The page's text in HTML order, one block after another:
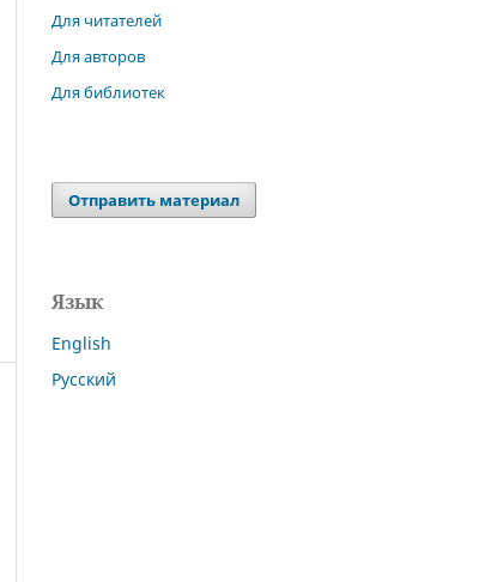
Для читателей
Для авторов
Для библиотек
Отправить материал
Язык
English
Русский